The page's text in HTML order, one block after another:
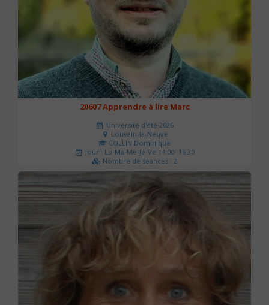
20607 Apprendre à lire Marc
Université d'été 2026
Louvain-la-Neuve
COLLIN Dominique
Jour : Lu-Ma-Me-Je-Ve 14:00- 16:30
Nombre de séances : 2
51 €